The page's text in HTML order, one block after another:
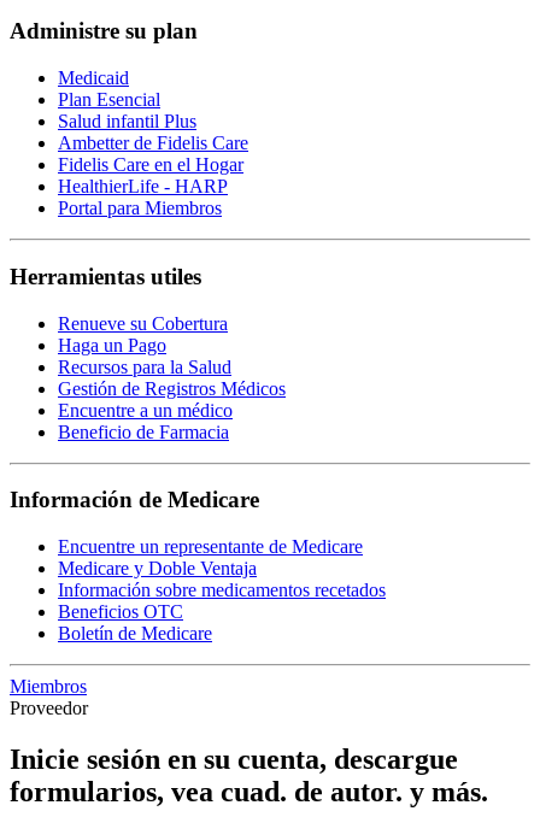
Administre su plan
Medicaid
Plan Esencial
Salud infantil Plus
Ambetter de Fidelis Care
Fidelis Care en el Hogar
HealthierLife - HARP
Portal para Miembros
Herramientas utiles
Renueve su Cobertura
Haga un Pago
Recursos para la Salud
Gestión de Registros Médicos
Encuentre a un médico
Beneficio de Farmacia
Información de Medicare
Encuentre un representante de Medicare
Medicare y Doble Ventaja
Información sobre medicamentos recetados
Beneficios OTC
Boletín de Medicare
Miembros
Proveedor
Inicie sesión en su cuenta, descargue
formularios, vea cuad. de autor. y más.